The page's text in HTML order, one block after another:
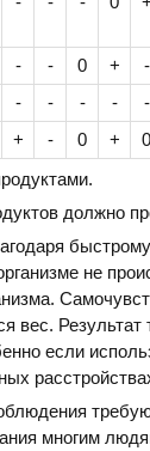
- - 0 + -
- - - - -
+ - 0 + 0
должно
не
вес. Результат
если
многим